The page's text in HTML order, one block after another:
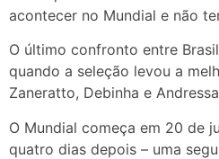
acontecer no Mundial e não
O último confronto entre
quando a seleção levou a
Zaneratto, Debinha e
O Mundial começa em 20 de
quatro dias depois – uma